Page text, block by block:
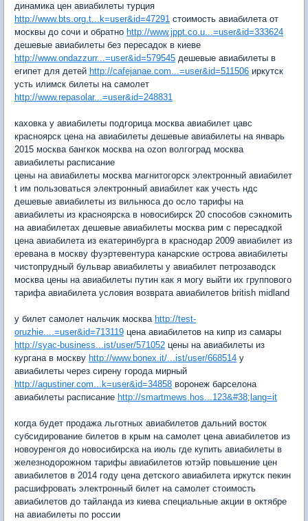
динамика цен авиабилеты турция
http://www.bts.org.t...k=user&id=47291 стоимость авиабилета от
москвы до сочи и обратно http://www.jppt.co.u...=user&id=333624
дешевые авиабилеты без пересадок в киеве
http://www.ondazzurr...=user&id=579545 дешевые авиабилеты в
египет для детей http://cafejanae.com...=user&id=511506 иркутск
усть илимск билеты на самолет
http://www.repasolar...=user&id=248831
каховка y авиабилеты подгорица москва авиабилет цавс
красноярск цена на авиабилеты дешевые авиабилеты на январь
2015 москва бангкок москва на ozon волгоград москва
авиабилеты расписание
цены на авиабилеты москва магнитогорск электронный авиабилет
t им пользоваться электронный авиабилет как учесть ндс
дешевые авиабилеты из вильнюса до осло тарифы на
авиабилеты из красноярска в новосибирск 20 способов сэкномить
на авиабилетах дешевые авиабилеты москва рим с пересадкой
цена авиабилета из екатеринбурга в краснодар 2009 авиабилет из
еревана в москву фуэртевентура канарские острова авиабилеты
чистопрудный бульвар авиабилеты y авиабилет петрозаводск
москва цены на авиабилеты путин как я могу выйти их группового
тарифа авиабилета условия возврата авиабилетов british midland
y билет самолет нальчик москва http://test-
oruzhie....=user&id=713119 цена авиабилетов на кипр из самары
http://syac-business...ist/user/571052 цены на авиабилеты из
кургана в москву http://www.bonex.it/...ist/user/668514 y
авиабилеты через сирену города мирный
http://agustiner.com...k=user&id=34858 воронеж барселона
авиабилеты расписание http://smartmews.hos...123&#38;lang=it
когда будет продажа льготных авиабилетов дальний восток
субсидирование билетов в крым на самолет цена авиабилетов из
новоуренгоя до новосибирска на июль где купить авиабилеты в
железнодорожном тарифы авиабилетов ютэйр повышение цен
авиабилетов в 2014 году цена детского авиабилета иркутск пекин
расшифровать электронный билет на самолет стоимость
авиабилетов до тайланда из киева специальные акции в октябре
на авиабилеты по россии